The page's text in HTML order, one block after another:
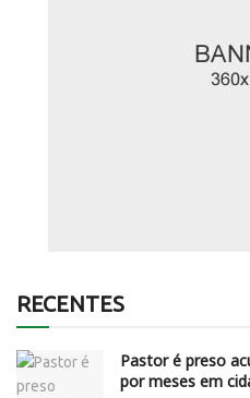
RECENTES
Pastor é preso
por meses em